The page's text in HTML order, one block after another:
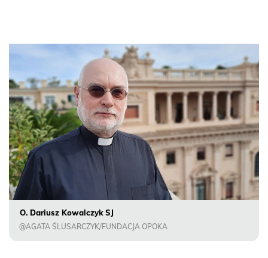
O. Dariusz Kowalczyk SJ
@AGATA ŚLUSARCZYK/FUNDACJA OPOKA